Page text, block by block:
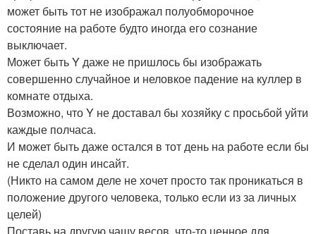
может быть тот не изображал полуобморочное
состояние на работе будто иногда его сознание
выключает.
Может быть Y даже не пришлось бы изображать
совершенно случайное и неловкое падение на куллер в
комнате отдыха.
Возможно, что Y не доставал бы хозяйку с просьбой уйти
каждые полчаса.
И может быть даже остался в тот день на работе если бы
не сделал один инсайт.
(Никто на самом деле не хочет просто так проникаться в
положение другого человека, только если из за личных
целей)